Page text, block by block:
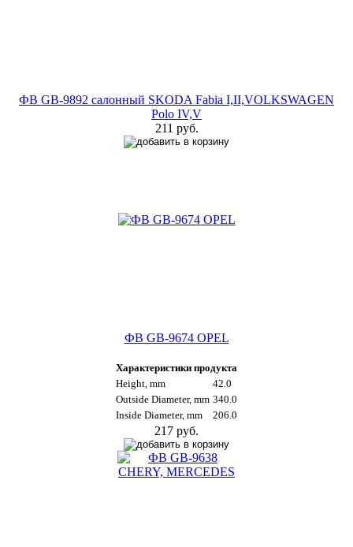
ФВ GB-9892 салонный SKODA Fabia I,II,VOLKSWAGEN
Polo IV,V
211 руб.
ФВ GB-9674 OPEL
Характеристики продукта
Height, mm
42.0
Outside Diameter, mm 340.0
Inside Diameter, mm
206.0
217 руб.